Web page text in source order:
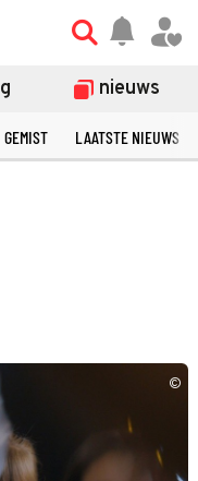
nieuws
GEMIST LAATSTE NIEUWS
©